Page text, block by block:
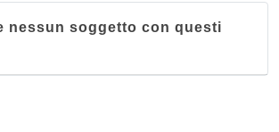
nessun soggetto con questi